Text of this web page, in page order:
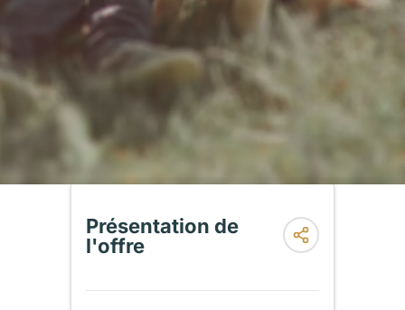
Présentation de
l'offre